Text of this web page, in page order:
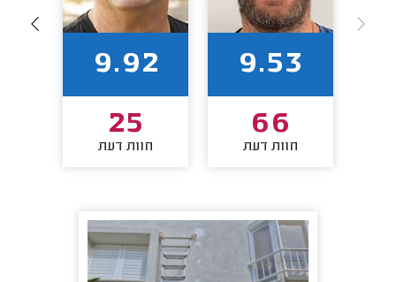
9.53
66
חוות דעת
9.92
25
חוות דעת